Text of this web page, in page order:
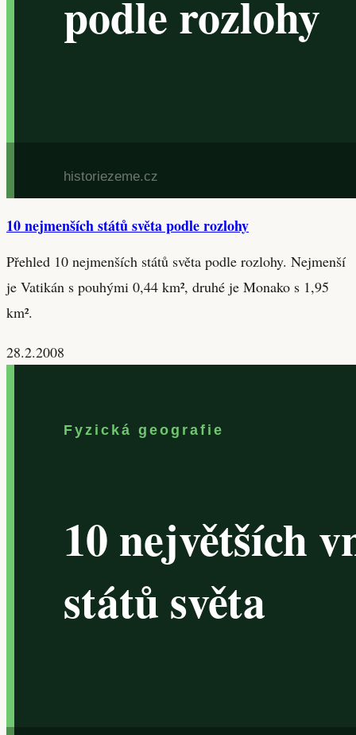
10 nejmenších států světa podle rozlohy
Přehled 10 nejmenších států světa podle rozlohy. Nejmenší
je Vatikán s pouhými 0,44 km², druhé je Monako s 1,95
km².
28.2.2008